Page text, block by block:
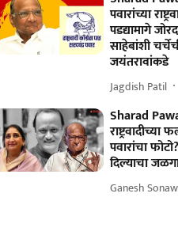
पवारांच्या
पडद्यामागे
साहेबांशी
जयंतरावांकडे
Jagdish Patil
Sharad
पवारांचा
दिल्याचा
Ganesh